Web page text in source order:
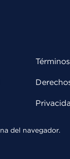
del navegador.